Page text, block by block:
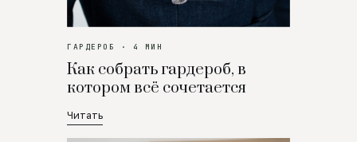
ГАРДЕРОБ · 4 МИН
Как собрать гардероб, в
котором всё сочетается
Читать